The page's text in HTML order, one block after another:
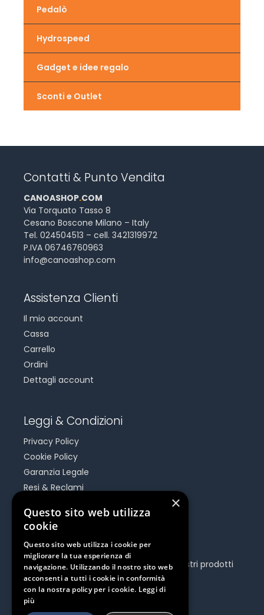
Pedalò
Hydrospeed
Gadget e idee regalo
Sconti e Outlet
Contatti & Punto Vendita
CANOASHOP.COM
Via Torquato Tasso 8
Cesano Boscone Milano – Italy
Tel. 024504513 – cell. 3421319972
P.IVA 06746760963
info@canoashop.com
Assistenza Clienti
Il mio account
Cassa
Carrello
Ordini
Dettagli account
Leggi & Condizioni
Privacy Policy
Cookie Policy
Garanzia Legale
Resi & Reclami
Be Social
Seguici e rimani aggiornato su tutti i nostri prodotti
e iniziative.
×
Questo sito web utilizza
cookie
Questo sito web utilizza i cookie per
migliorare la tua esperienza di
navigazione. Utilizzando il nostro sito web
acconsenti a tutti i cookie in conformità
con la nostra policy per i cookie. Leggi di
più